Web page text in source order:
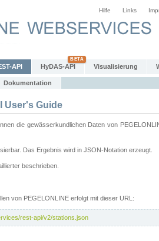
Hilfe Links
API HyDAS-API Visualisierung
Dokumentation
User's Guide
die gewässerkundlichen Daten von
Das Ergebnis wird in JSON-Notation erzeugt.
beschrieben.
von PEGELONLINE erfolgt mit dieser URL:
rest-api/v2/stations.json